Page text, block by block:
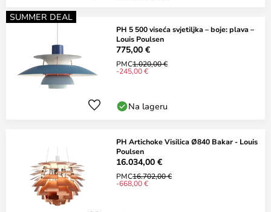
SUMMER DEAL
PH 5 500 viseća svjetiljka – boje: plava –
Louis Poulsen
775,00 €
PMC1.020,00 €
-245,00 €
Na lageru
PH Artichoke Visilica Ø840 Bakar - Louis
Poulsen
16.034,00 €
PMC16.702,00 €
-668,00 €